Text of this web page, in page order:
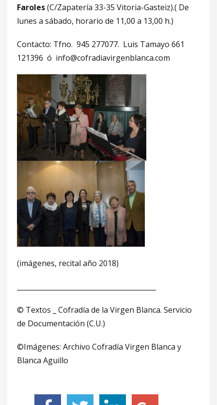
Faroles(C/Zapatería 33-35 Vitoria-Gasteiz).( De
lunes a sábado, horario de 11,00 a 13,00 h.)
Contacto: Tfno. 945 277077. Luis Tamayo 661
121396 ó info@cofradiavirgenblanca.com
(imágenes, recital año 2018)
© Textos _ Cofradía de la Virgen Blanca. Servicio
de Documentación (C.U.)
©Imágenes: Archivo Cofradía Virgen Blanca y
Blanca Aguillo